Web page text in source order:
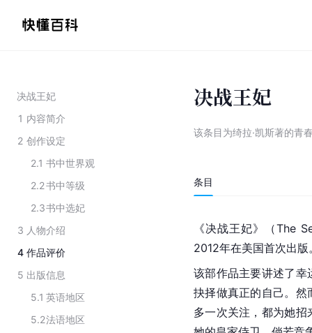
决战王妃
1 内容简介
2 创作设定
2.1 书中世界观
2.2书中等级
2.3书中选妃
3 人物介绍
4 作品评价
5 出版信息
5.1 英语地区
5.2法语地区
决战王妃
该条目为绮拉·凯斯著的青
条目
《决战王妃》（The
2012年在美国首次出
该部作品主要讲述了幸
抉择做真正的自己。然
多一次关注，都为她